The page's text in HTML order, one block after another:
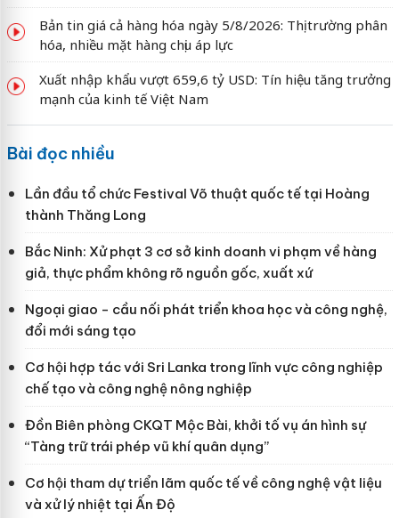
Bản tin giá cả hàng hóa ngày 5/8/2026: Thị trường phân
hóa, nhiều mặt hàng chịu áp lực
Xuất nhập khẩu vượt 659,6 tỷ USD: Tín hiệu tăng trưởng
mạnh của kinh tế Việt Nam
Bài đọc nhiều
Lần đầu tổ chức Festival Võ thuật quốc tế tại Hoàng
thành Thăng Long
Bắc Ninh: Xử phạt 3 cơ sở kinh doanh vi phạm về hàng
giả, thực phẩm không rõ nguồn gốc, xuất xứ
Ngoại giao - cầu nối phát triển khoa học và công nghệ,
đổi mới sáng tạo
Cơ hội hợp tác với Sri Lanka trong lĩnh vực công nghiệp
chế tạo và công nghệ nông nghiệp
Đồn Biên phòng CKQT Mộc Bài, khởi tố vụ án hình sự
“Tàng trữ trái phép vũ khí quân dụng”
Cơ hội tham dự triển lãm quốc tế về công nghệ vật liệu
và xử lý nhiệt tại Ấn Độ